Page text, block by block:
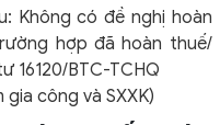
Không có đề nghị hoàn
hợp đã hoàn thuế/
16120/BTC-TCHQ
công và SXXK)